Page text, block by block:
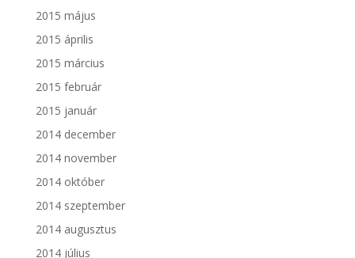
2015 május
2015 április
2015 március
2015 február
2015 január
2014 december
2014 november
2014 október
2014 szeptember
2014 augusztus
2014 július